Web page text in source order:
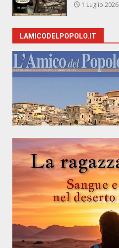
1 Luglio 2026
LAMICODELPOPOLO.IT